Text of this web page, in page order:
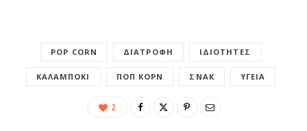
POP CORN ΔΙΑΤΡΟΦΉ ΙΔΙΌΤΗΤΕΣ
ΚΑΛΑΜΠΌΚΙ ΠΟΠ ΚΟΡΝ ΣΝΑΚ ΥΓΕΊΑ
2